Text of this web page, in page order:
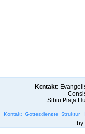
Kontakt:
Sibiu Piaţa
Kontakt Gottesdienste Struktur
by